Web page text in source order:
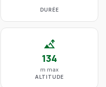
DURÉE
altitude
134
m max
ALTITUDE